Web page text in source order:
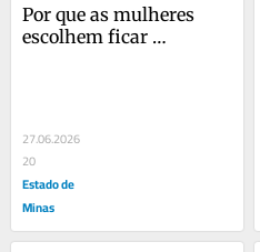
Por que as mulheres
escolhem ficar
27.06.2026
20
Estado de
Minas